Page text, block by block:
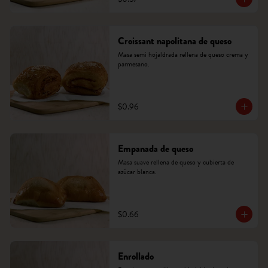
Croissant napolitana de queso
Masa semi hojaldrada rellena de queso crema y
parmesano.
$0.96
Empanada de queso
Masa suave rellena de queso y cubierta de
azúcar blanca.
$0.66
Enrollado